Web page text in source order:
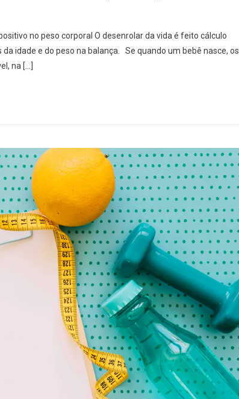
no peso corporal O desenrolar da vida é feito cálculo
idade e do peso na balança. Se quando um bebê nasce, os
na […]